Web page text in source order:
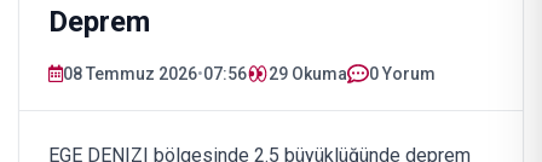
Deprem
08 Temmuz 2026•07:56 29 Okuma 0 Yorum
EGE DENIZI bölgesinde 2.5 büyüklüğünde deprem